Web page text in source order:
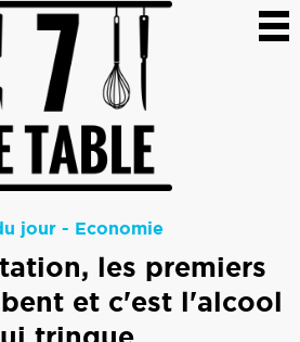
jour- Economie
les premiers
et c'est l'alcool